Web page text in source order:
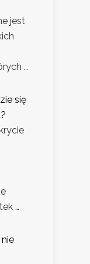
jest
…
się
…
nie